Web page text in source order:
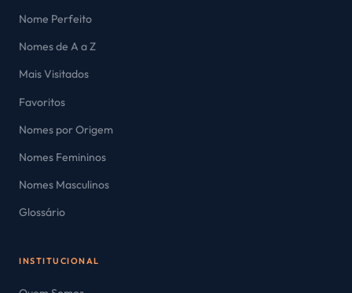
Nome Perfeito
Nomes de A a Z
Mais Visitados
Favoritos
Nomes por Origem
Nomes Femininos
Nomes Masculinos
Glossário
INSTITUCIONAL